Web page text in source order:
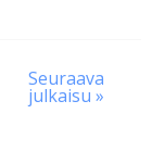
Seuraava
julkaisu »